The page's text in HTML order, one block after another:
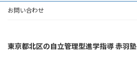
お問い合わせ
東京都北区の自立管理型進学指導 赤羽塾